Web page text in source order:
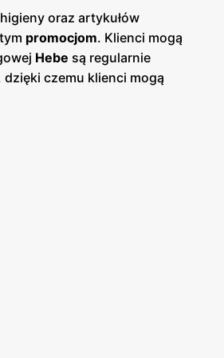
oraz artykułów
promocjom. Klienci mogą
Hebe są regularnie
czemu klienci mogą
co umożliwia łatwy
kosmetycznych